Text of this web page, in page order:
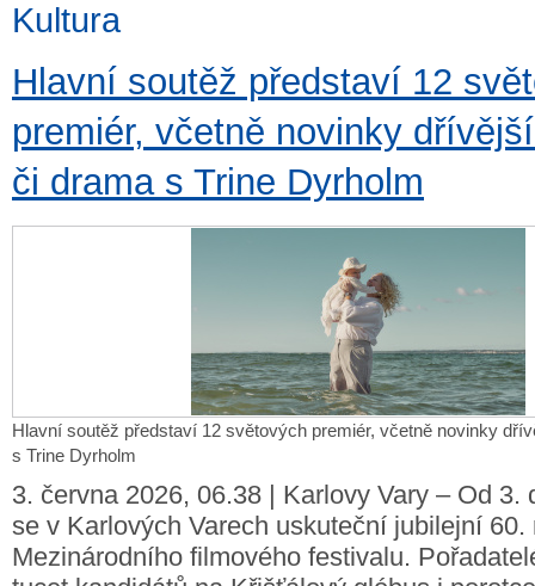
Kultura
Hlavní soutěž představí 12
premiér, včetně novinky
či drama s Trine Dyrholm
Hlavní soutěž představí 12 světových premiér, včetně novinky
s Trine Dyrholm
3. června 2026, 06.38 | Karlovy Vary – Od 3.
se v Karlových Varech uskuteční jubilejní 60.
Mezinárodního filmového festivalu.